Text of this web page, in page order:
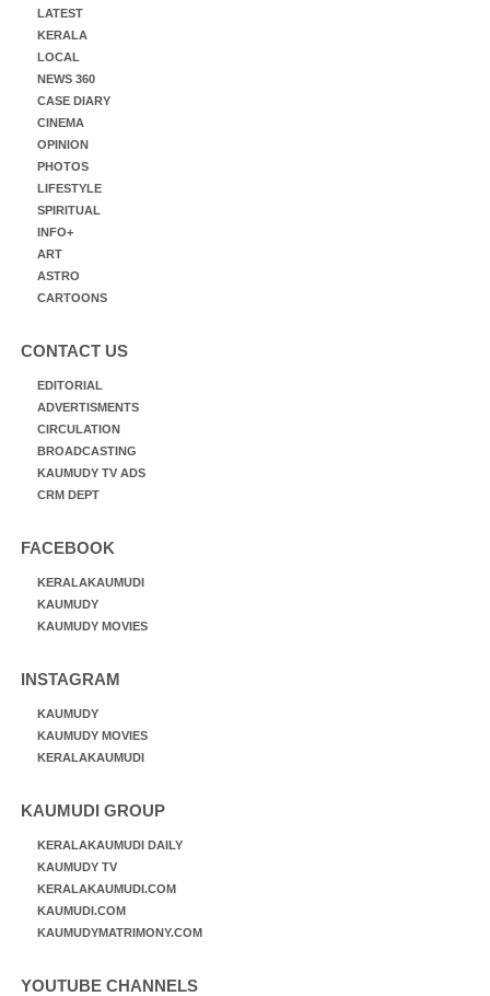
LATEST
KERALA
LOCAL
NEWS 360
CASE DIARY
CINEMA
OPINION
PHOTOS
LIFESTYLE
SPIRITUAL
INFO+
ART
ASTRO
CARTOONS
CONTACT US
EDITORIAL
ADVERTISMENTS
CIRCULATION
BROADCASTING
KAUMUDY TV ADS
CRM DEPT
FACEBOOK
KERALAKAUMUDI
KAUMUDY
KAUMUDY MOVIES
INSTAGRAM
KAUMUDY
KAUMUDY MOVIES
KERALAKAUMUDI
KAUMUDI GROUP
KERALAKAUMUDI DAILY
KAUMUDY TV
KERALAKAUMUDI.COM
KAUMUDI.COM
KAUMUDYMATRIMONY.COM
YOUTUBE CHANNELS